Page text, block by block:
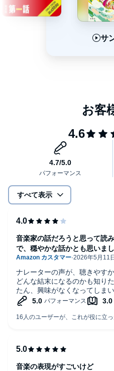
サ
すべて表示
ナレーターの声が、聴きやす
どんな結末になるのかも知り
たん、興味がなくなってしまい
音楽家の話だろうと思って読
で、穏やかな話かとも思いま
音楽の表現がすごいけど